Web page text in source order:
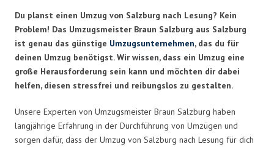
Du planst einen Umzug von Salzburg nach Lesung? Kein
Problem! Das Umzugsmeister Braun Salzburg aus Salzburg
ist genau das günstige Umzugsunternehmen, das du für
deinen Umzug benötigst. Wir wissen, dass ein Umzug eine
große Herausforderung sein kann und möchten dir dabei
helfen, diesen stressfrei und reibungslos zu gestalten.
Unsere Experten von Umzugsmeister Braun Salzburg haben
langjährige Erfahrung in der Durchführung von Umzügen und
sorgen dafür, dass der Umzug von Salzburg nach Lesung für dich